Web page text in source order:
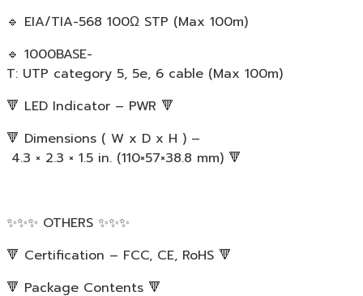
🔹 EIA/TIA-568 100Ω STP (Max 100m)
🔹 1000BASE-
T: UTP category 5, 5e, 6 cable (Max 100m)
🔻 LED Indicator – PWR 🔻
🔻 Dimensions ( W x D x H ) –
4.3 × 2.3 × 1.5 in. (110×57×38.8 mm) 🔻
✨✨✨ OTHERS ✨✨✨
🔻 Certification – FCC, CE, RoHS 🔻
🔻 Package Contents 🔻